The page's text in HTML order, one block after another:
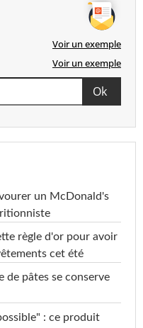
Voir un exemple
Voir un exemple
un McDonald's
règle d'or pour avoir
cet été
de pâtes se conserve
: ce produit